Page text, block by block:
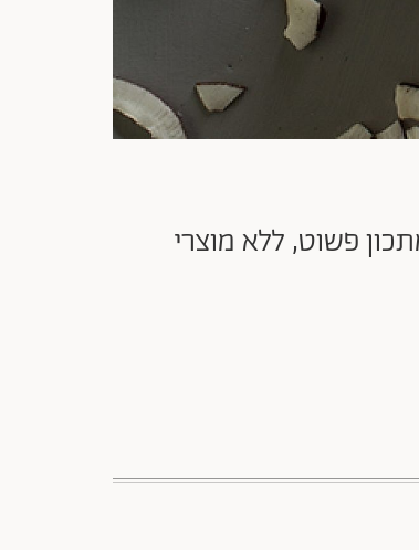
פשוט, ללא מוצרי